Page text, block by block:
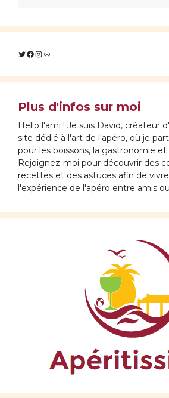
Twitter
Facebook
Instagram
Lien
Plus d'infos sur moi
Hello l'ami ! Je suis David, créateur
site dédié à l'art de l'apéro, où je
pour les boissons, la gastronomie et
Rejoignez-moi pour découvrir des
recettes et des astuces afin de
l'expérience de l'apéro entre amis